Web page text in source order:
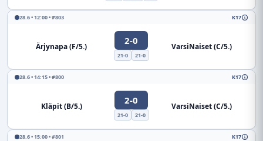
28.6 • 12:00 • #803 K17
Ärjynapa (F/5.) 2-0
21-0 21-0
VarsiNaiset (C/5.)
28.6 • 14:15 • #800 K17
Kläpit (B/5.) 2-0
21-0 21-0
VarsiNaiset (C/5.)
28.6 • 15:00 • #801 K17